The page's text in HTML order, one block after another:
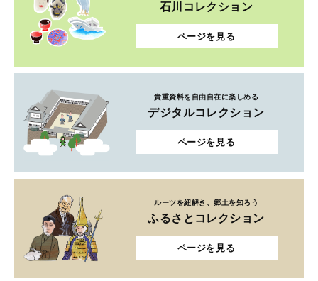
石川コレクション
ページを見る
貴重資料を自由自在に楽しめる
デジタルコレクション
ページを見る
ルーツを紐解き、郷土を知ろう
ふるさとコレクション
ページを見る